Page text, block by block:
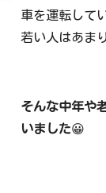
車を運転して
若い人はあま
そんな中年や
いました😀